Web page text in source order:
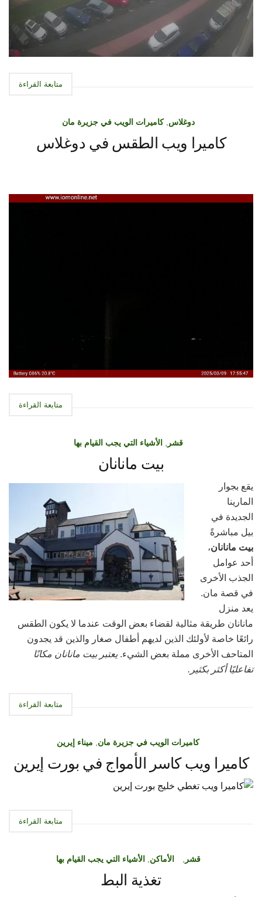
متابعة القراءة
دوغلاس ,كاميرات الويب في جزيرة مان
كاميرا ويب الطقس في دوغلاس
متابعة القراءة
قشر الأشياء التي يجب القيام بها
بيت مانانان
يقع بجوار
المارينا
الجديدة في
بيل مباشرةً
بيت مانانان،
أحد عوامل
الجذب الأخرى
في قصة مان.
يعد منزل
مانانان طريقة مثالية لقضاء بعض الوقت عندما لا يكون الطقس
رائعًا خاصة لأولئك الذين لديهم أطفال صغار والذين قد يجدون
المتاحف الأخرى مملة بعض الشيء. يعتبر بيت مانانان مكانًا
تفاعليًا أكثر بكثير.
متابعة القراءة
كاميرات الويب في جزيرة مان ميناء إيرين
كاميرا ويب كاسر الأمواج في بورت إيرين
متابعة القراءة
قشر الأماكن الأشياء التي يجب القيام بها
تغذية البط